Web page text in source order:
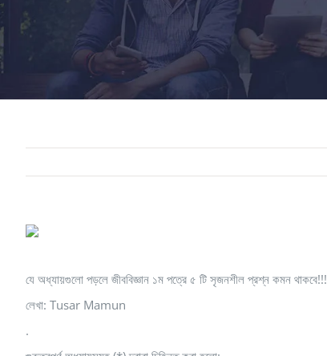
যে অধ্যায়গুলো পড়লে জীববিজ্ঞান ১ম পত্রে ৫ টি সৃজনশীল প্রশ্ন কমন থাকবে!!!
লেখা: Tusar Mamun
.